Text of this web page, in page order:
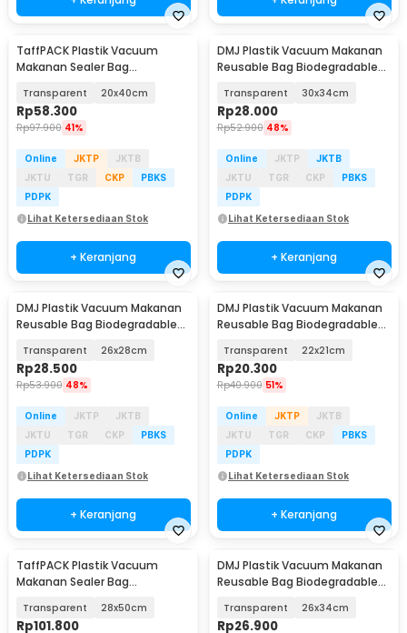
TaffPACK Plastik Vacuum
Makanan Sealer Bag
Transparent 20x40cm
Rp58.300
Rp97.900 41%
Online JKTP
JKTB
JKTU
TGR CKP
PBKS
PDPK
Lihat Ketersediaan Stok
+ Keranjang
DMJ Plastik Vacuum Makanan
Reusable Bag Biodegradable
Transparent 30x34cm
Rp28.000
Rp52.900 48%
Online JKTP
JKTB
JKTU
TGR CKP
PBKS
PDPK
Lihat Ketersediaan Stok
+ Keranjang
DMJ Plastik Vacuum Makanan
Reusable Bag Biodegradable
Transparent 26x28cm
Rp28.500
Rp53.900 48%
Online JKTP
JKTB
JKTU
TGR CKP
PBKS
PDPK
Lihat Ketersediaan Stok
+ Keranjang
DMJ Plastik Vacuum Makanan
Reusable Bag Biodegradable
Transparent 22x21cm
Rp20.300
Rp40.900 51%
Online JKTP
JKTB
JKTU
TGR CKP
PBKS
PDPK
Lihat Ketersediaan Stok
+ Keranjang
TaffPACK Plastik Vacuum
Makanan Sealer Bag
Transparent 28x50cm
Rp101.800
DMJ Plastik Vacuum Makanan
Reusable Bag Biodegradable
Transparent 26x34cm
Rp26.900